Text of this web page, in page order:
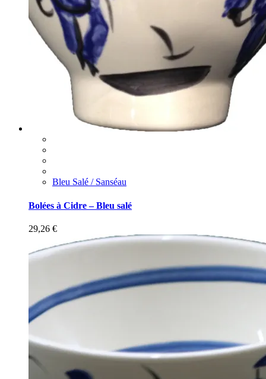
Bleu Salé / Sanséau
Bolées à Cidre – Bleu salé
29,26 €